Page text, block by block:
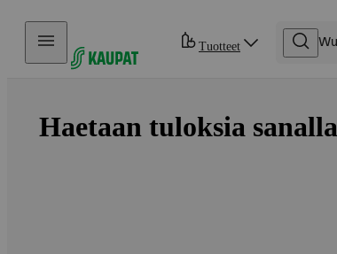
Hyppää sisältöön
Tuotteet
Haetaan tuloksia